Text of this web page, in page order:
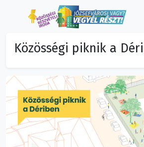
Közösségi piknik a